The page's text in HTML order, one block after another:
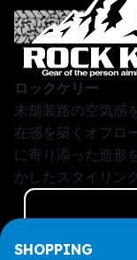
ロックケリー
未舗装路の空気感
在感を築くオフロ
に寄り添った造形
かしたスタイリン
SHOPPING